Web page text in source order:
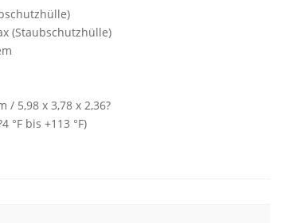
(Staubschutzhülle)
/ 5,98 x 3,78 x 2,36?
°F bis +113 °F)